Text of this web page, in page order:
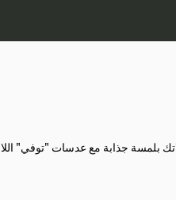
بلمسة جذابة مع عدسات "توفي"